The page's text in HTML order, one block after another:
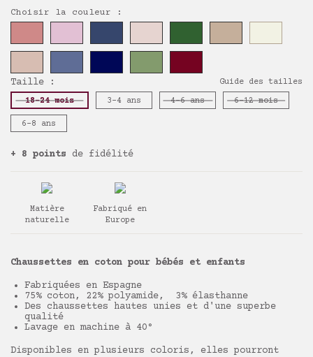
Choisir la couleur :
Taille : Guide des tailles
18-24 mois 3-4 ans 4-6 ans 6-12 mois
6-8 ans
+ 8 points de fidélité
Matière
naturelle
Fabriqué en
Europe
Chaussettes en coton pour bébés et enfants
Fabriquées en Espagne
75% coton, 22% polyamide, 3% élasthanne
Des chaussettes hautes unies et d'une superbe
qualité
Lavage en machine à 40°
Disponibles en plusieurs coloris, elles pourront